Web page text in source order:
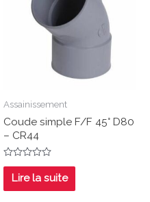
Assainissement
Coude simple F/F 45° D80
– CR44
Note
sur
5
Lire la suite